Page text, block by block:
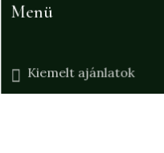
Menü
Kiemelt ajánlatok